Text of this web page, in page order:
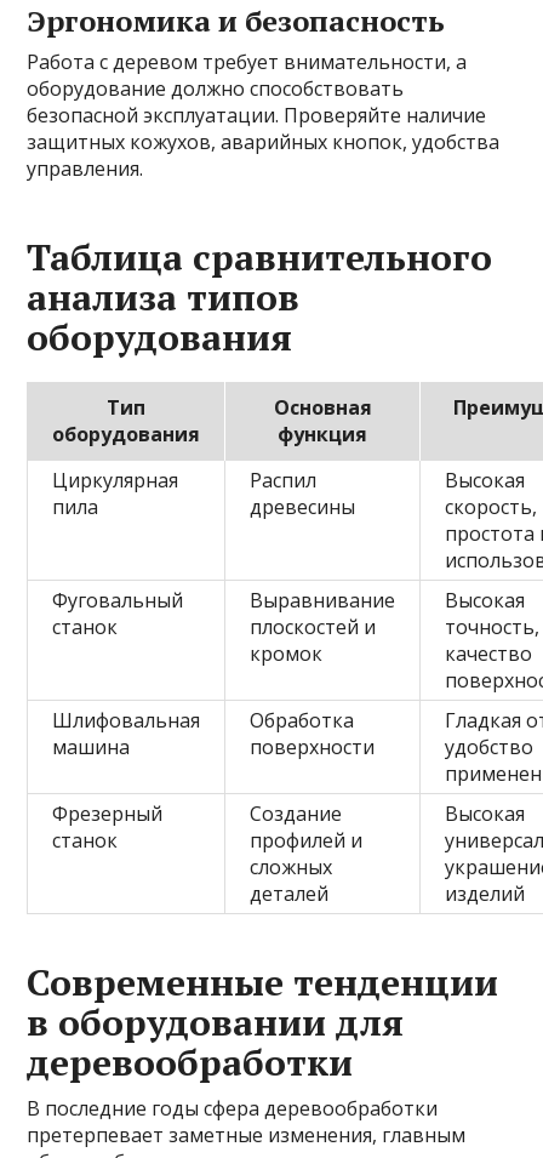
Эргономика и безопасность
Работа с деревом требует внимательности, а
оборудование должно способствовать
безопасной эксплуатации. Проверяйте наличие
защитных кожухов, аварийных кнопок, удобства
управления.
Таблица сравнительного
анализа типов
оборудования
Тип
оборудования
Основная
функция
Циркулярная
пила
Распил
древесины
Высокая
скорость,
простота
Фуговальный
станок
Выравнивание
плоскостей и
кромок
Высокая
точность,
качество
Шлифовальная
машина
Обработка
поверхности
Гладкая
удобство
Фрезерный
станок
Создание
профилей и
сложных
деталей
Высокая
изделий
Современные тенденции
в оборудовании для
деревообработки
В последние годы сфера деревообработки
претерпевает заметные изменения, главным